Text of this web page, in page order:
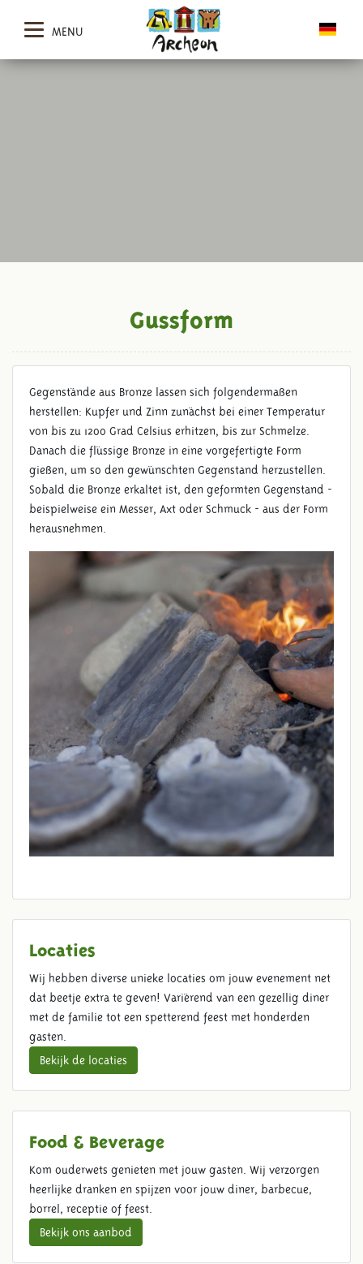
MENU
Gussform
Gegenstände aus Bronze lassen sich folgendermaßen
herstellen: Kupfer und Zinn zunächst bei einer Temperatur
von bis zu 1200 Grad Celsius erhitzen, bis zur Schmelze.
Danach die flüssige Bronze in eine vorgefertigte Form
gießen, um so den gewünschten Gegenstand herzustellen.
Sobald die Bronze erkaltet ist, den geformten Gegenstand -
beispielweise ein Messer, Axt oder Schmuck - aus der Form
herausnehmen.
Locaties
Wij hebben diverse unieke locaties om jouw evenement net
dat beetje extra te geven! Variërend van een gezellig diner
met de familie tot een spetterend feest met honderden
gasten.
Bekijk de locaties
Food & Beverage
Kom ouderwets genieten met jouw gasten. Wij verzorgen
heerlijke dranken en spijzen voor jouw diner, barbecue,
borrel, receptie of feest.
Bekijk ons aanbod